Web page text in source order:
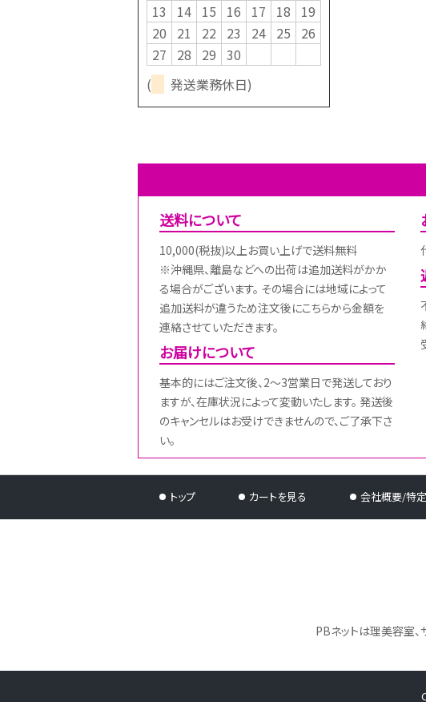
13
14 15 16 17 18
19
20
21 22 23 24 25
26
27
28 29 30
(
発送業務休日)
送料について
10,000(税抜)以上お買い上げで送料無料
※沖縄県、離島などへの出荷は追加送料がかか
る場合がございます。 その場合には地域によって
追加送料が違うため注文後にこちらから金額を
連絡させていただきます。
お届けについて
基本的にはご注文後、2～3営業日で発送しており
ますが、在庫状況によって変動いたします。 発送後
のキャンセルはお受けできませんので、ご了承下さ
い。
トップ カートを見る 会社概要/特
PBネットは理美容室